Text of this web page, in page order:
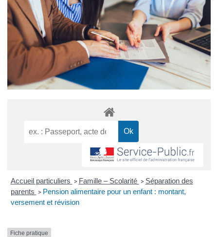
Accueil particuliers > Famille – Scolarité > Séparation des
parents > Pension alimentaire pour un enfant : montant,
versement et révision
Fiche pratique